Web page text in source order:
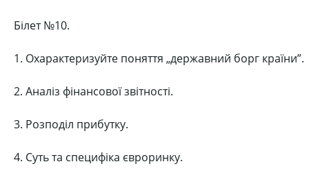
Білет №10.
1. Охарактеризуйте поняття „державний борг країни”.
2. Аналіз фінансової звітності.
3. Розподіл прибутку.
4. Суть та специфіка євроринку.